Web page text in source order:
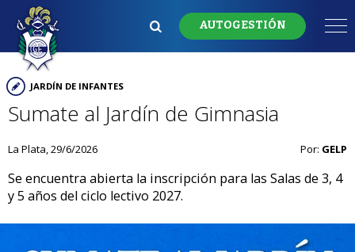
AUTOGESTIÓN
JARDÍN DE INFANTES
Sumate al Jardín de Gimnasia
La Plata, 29/6/2026 Por: GELP
Se encuentra abierta la inscripción para las Salas de 3, 4
y 5 años del ciclo lectivo 2027.